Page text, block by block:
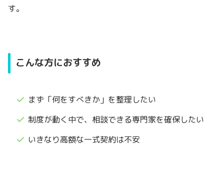
す。
こんな方におすすめ
まず「何をすべきか」を整理したい
制度が動く中で、相談できる専門家を確保したい
いきなり高額な一式契約は不安